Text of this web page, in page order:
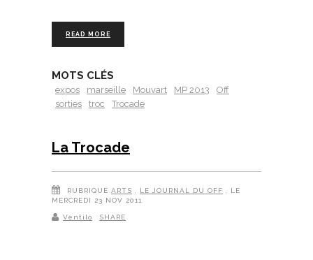
READ MORE
MOTS CLÉS
expos marseille Mouvart MP 2013
Off
sorties
troc Trocade
La Trocade
RUBRIQUE ARTS LE JOURNAL DU OFF
, LE
MERCREDI 23 NOV 2011
Ventilo SHARE